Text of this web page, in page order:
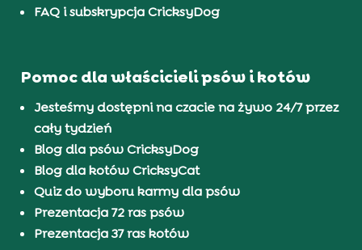
FAQ i subskrypcja CricksyDog
Pomoc dla właścicieli psów i kotów
Jesteśmy dostępni na czacie na żywo 24/7 przez
cały tydzień
Blog dla psów CricksyDog
Blog dla kotów CricksyCat
Quiz do wyboru karmy dla psów
Prezentacja 72 ras psów
Prezentacja 37 ras kotów